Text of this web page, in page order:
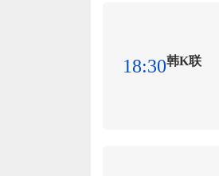
18:30韩K联